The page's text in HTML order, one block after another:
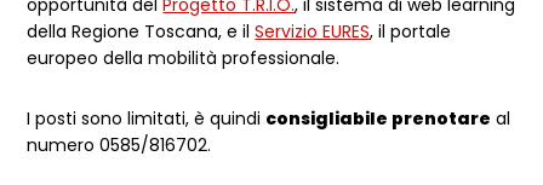
opportunità delProgetto T.R.I.O., il sistema di web learning
della Regione Toscana, e ilServizio EURES, il portale
europeo della mobilità professionale.
I posti sono limitati, è quindi consigliabile prenotare al
numero 0585/816702.